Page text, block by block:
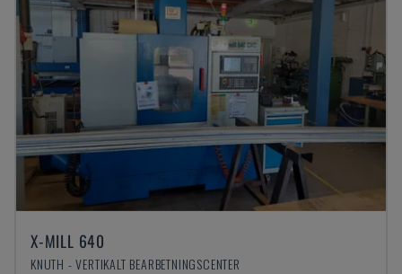
X-MILL 640
KNUTH - VERTIKALT BEARBETNINGSCENTER